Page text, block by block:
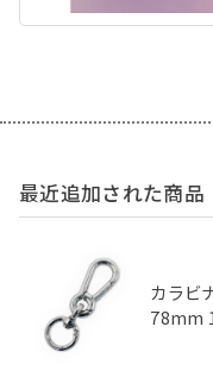
最近追加された商品
カラビ
78mm